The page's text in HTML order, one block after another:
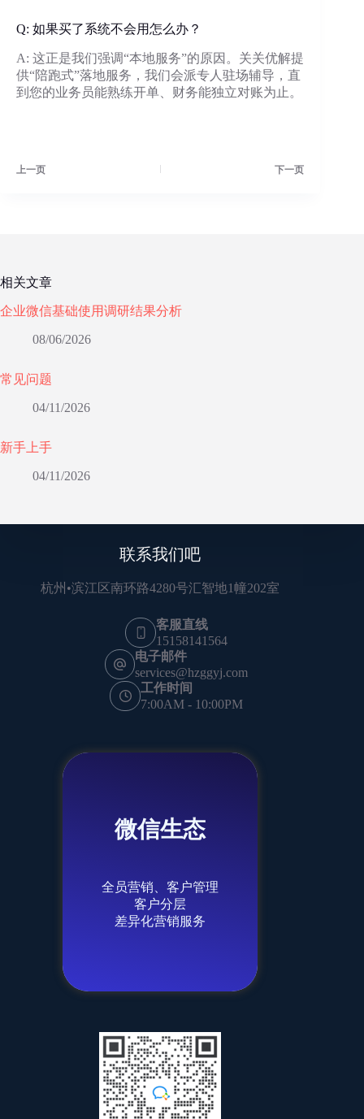
Q: 如果买了系统不会用怎么办？
A: 这正是我们强调“本地服务”的原因。关关优解提
供“陪跑式”落地服务，我们会派专人驻场辅导，直
到您的业务员能熟练开单、财务能独立对账为止。
上一页 下一页
相关文章
企业微信基础使用调研结果分析
08/06/2026
常见问题
04/11/2026
新手上手
04/11/2026
联系我们吧
杭州•滨江区南环路4280号汇智地1幢202室
客服直线
15158141564
电子邮件
services@hzggyj.com
工作时间
7:00AM - 10:00PM
微信生态
全员营销、客户管理
客户分层
差异化营销服务
外贸体系
AI高效获客
AI智能营销